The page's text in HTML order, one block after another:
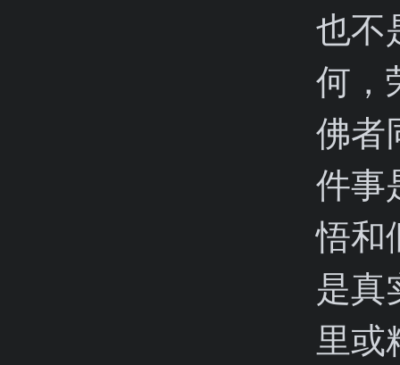
也不
何，
佛者
件事
悟和
是真
里或